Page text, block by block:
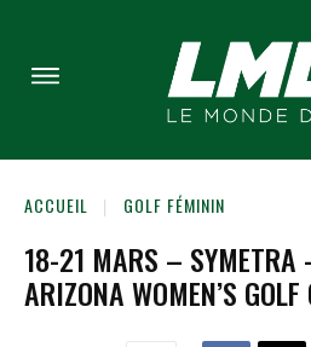
ACCUEIL GOLF FÉMININ
18-21 MARS – SYMETRA
ARIZONA WOMEN’S